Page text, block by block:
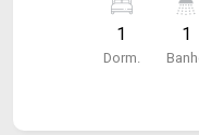
quadra de
churrasqueira e
1
Dorm.
1